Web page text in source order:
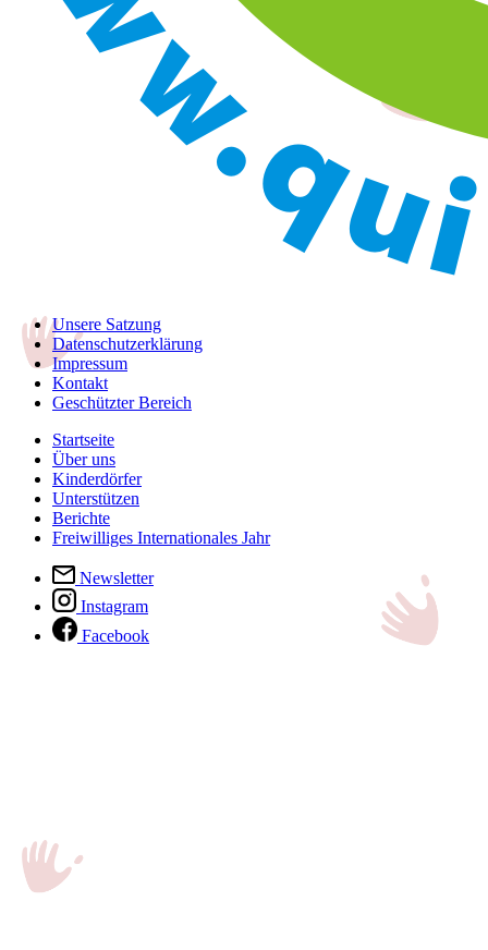
Unsere Satzung
Datenschutzerklärung
Impressum
Kontakt
Geschützter Bereich
Startseite
Über uns
Kinderdörfer
Unterstützen
Berichte
Freiwilliges Internationales Jahr
Newsletter
Instagram
Facebook